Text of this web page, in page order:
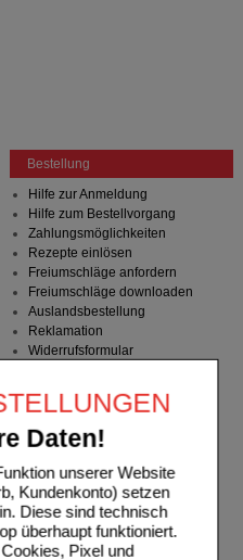
Daten!
unserer Website
Kundenkonto) setzen
Diese sind technisch
überhaupt funktioniert.
Pixel und
Bestellung
Hilfe zur Anmeldung
Hilfe zum Bestellvorgang
Zahlungsmöglichkeiten
Rezepte einlösen
Freiumschläge anfordern
Freiumschläge downloaden
Auslandsbestellung
Reklamation
Widerrufsformular